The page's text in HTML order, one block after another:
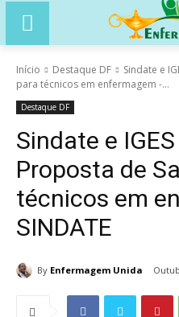
Início Destaque DF
Sindate e
para técnicos em enfermagem -...
Destaque DF
Sindate e
Proposta de
técnicos em
SINDATE
By Enfermagem Unida